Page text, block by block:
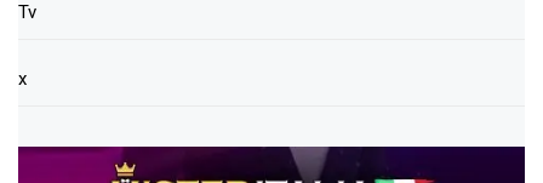
Tv
x